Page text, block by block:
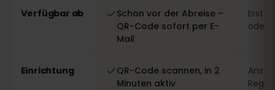
Verfügbar ab
Schon vor der Abreise –
QR-Code sofort per E-
Mail
Erst
oder
Einrichtung
QR-Code scannen, in 2
Minuten aktiv